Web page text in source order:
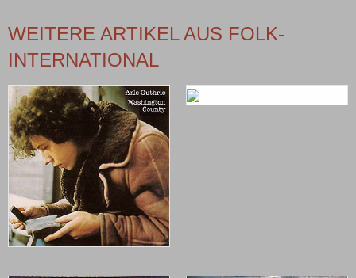
WEITERE ARTIKEL AUS FOLK-
INTERNATIONAL